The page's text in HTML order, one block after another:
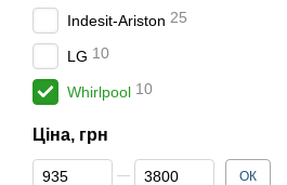
Indesit-Ariston 25
LG 10
Whirlpool 10
Ціна, грн
Від Ціна, грн
До Ціна, грн ОК